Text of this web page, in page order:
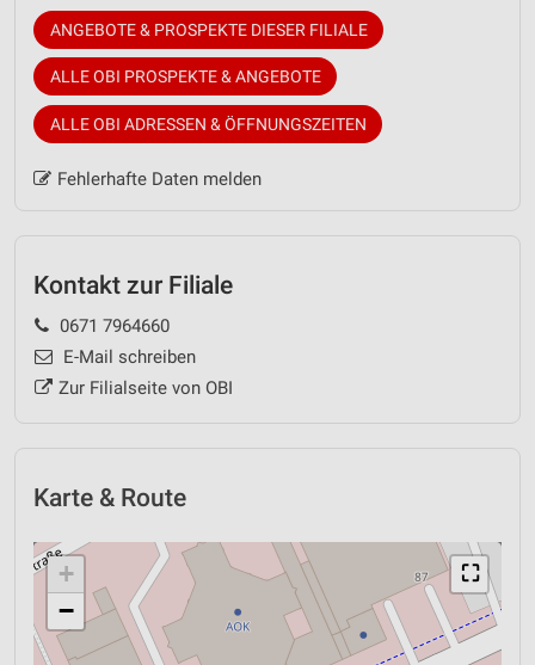
ANGEBOTE & PROSPEKTE DIESER FILIALE
ALLE OBI PROSPEKTE & ANGEBOTE
ALLE OBI ADRESSEN & ÖFFNUNGSZEITEN
Fehlerhafte Daten melden
Kontakt zur Filiale
0671 7964660
E-Mail schreiben
Zur Filialseite von OBI
Karte & Route
⛶
+
−